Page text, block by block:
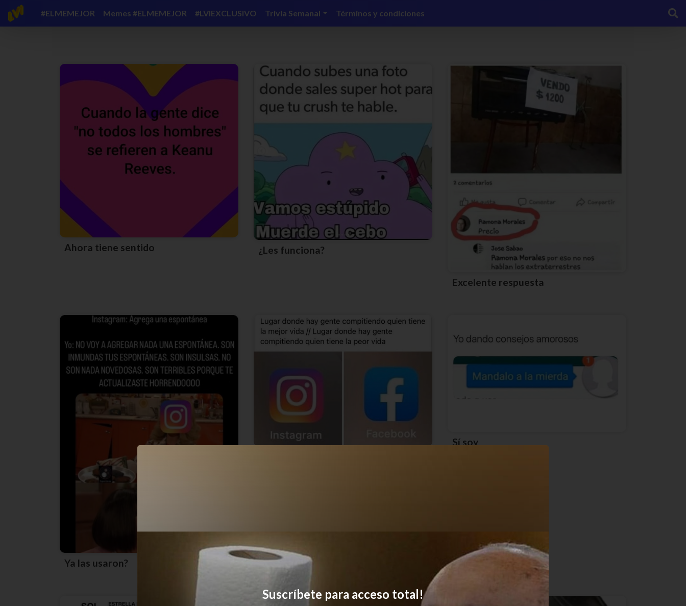
#ELMEMEJOR Memes #ELMEMEJOR #LVIEXCLUSIVO Trivia Semanal Términos y condiciones
Ahora tiene sentido ¿Les funciona?
Excelente respuesta
Ya las usaron?
Sí soy
Suscríbete para acceso total!